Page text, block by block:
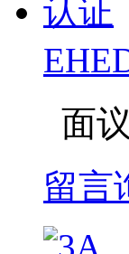
面议
留言